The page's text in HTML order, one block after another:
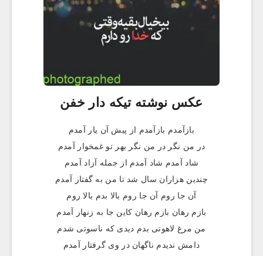
عکس نوشته تیکه دار خفن
بازآمدم بازآمدم از پیش آن یار آمدم
در من نگر در من نگر بهر تو غمخوار آمدم
شاد آمدم شاد آمدم از جمله آزاد آمدم
چندین هزاران سال شد تا من به گفتار آمدم
آن جا روم آن جا روم بالا بدم بالا روم
بازم رهان بازم رهان کاین جا به زنهار آمدم
من مرغ لاهوتی بدم دیدی که ناسوتی شدم
دامش ندیدم ناگهان در وی گرفتار آمدم